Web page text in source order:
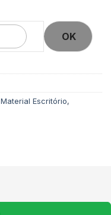
OK
Material Escritório,